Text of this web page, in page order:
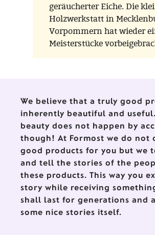
geräucherter Eiche. Die
Holzwerkstatt in
Vorpommern hat wieder
Meisterstücke
We believe that a truly good
inherently beautiful and
beauty does not happen by
though! At Formost we do not
good products for you but we
and tell the stories of the
these products. This way you
story while receiving
shall last for generations and
some nice stories itself.